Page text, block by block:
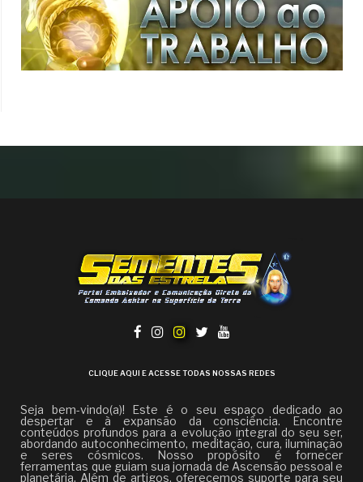
CLIQUE AQUI E ACESSE TODAS NOSSAS REDES
Seja bem-vindo(a)! Este é o seu espaço dedicado ao
despertar e à expansão da consciência. Encontre
conteúdos profundos para a evolução integral do seu ser,
abordando autoconhecimento, meditação, cura, iluminação
e seres cósmicos. Nosso propósito é fornecer
ferramentas que guiam sua jornada de Ascensão pessoal e
planetária. Além de artigos, oferecemos suporte para seu